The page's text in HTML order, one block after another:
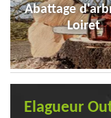
Abattage
Loiret
Elagueur